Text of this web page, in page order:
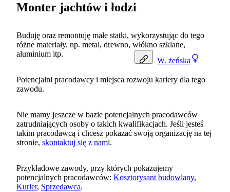
W. żeńska
Monter jachtów i łodzi
Buduję oraz remontuję małe statki, wykorzystując do tego
różne materiały, np. metal, drewno, włókno szklane,
aluminium itp.
Potencjalni pracodawcy i miejsca rozwoju kariery dla tego
zawodu.
Nie mamy jeszcze w bazie potencjalnych pracodawców
zatrudniających osoby o takich kwalifikacjach. Jeśli jesteś
takim pracodawcą i chcesz pokazać swoją organizację na tej
stronie, skontaktuj się z nami.
Przykładowe zawody, przy których pokazujemy
potencjalnych pracodawców: Kosztorysant budowlany,
Kurier, Sprzedawca.